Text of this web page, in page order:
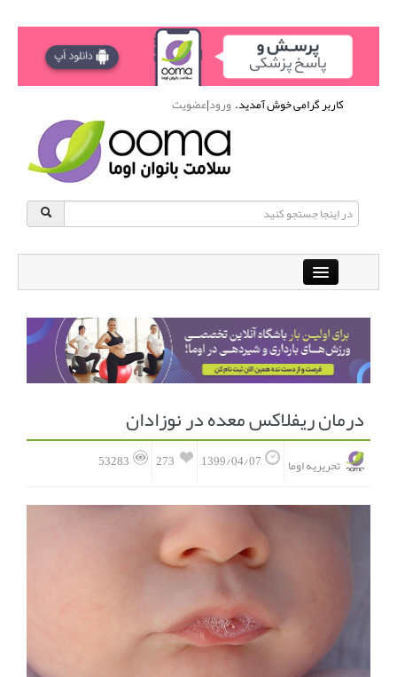
کاربر گرامی خوش آمدید.ورود|عضویت
باشگاه آنلاین ورزشی اوما
دانشنامه سلامت بانوان پرسش و پاسخ
انجمن متخصصین زنان و اوما انتخاب نام کودک
فهرست مواد غذایی اپلیکیشن بارداری و کودک اوما
تماس با ما
درمان ریفلاکس معده در نوزادان
53283 273 1399/04/07 تحریریه اوما